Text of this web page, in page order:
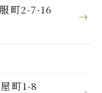
町2-7-16
町1-8